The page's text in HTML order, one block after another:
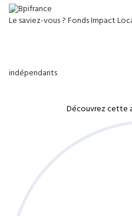
Le saviez-vous ?Fonds Impact
indépendants
Découvrez cette